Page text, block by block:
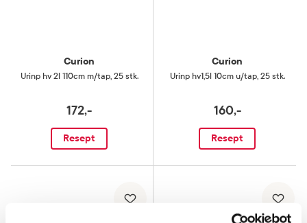
Curion
Urinp hv 2l 110cm m/tap, 25 stk.
172,-
Resept
Curion
Urinp hv1,5l 10cm u/tap, 25 stk.
160,-
Resept